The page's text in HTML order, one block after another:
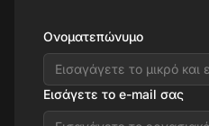
Ονοματεπώνυμο
Εισάγετε το e-mail σας